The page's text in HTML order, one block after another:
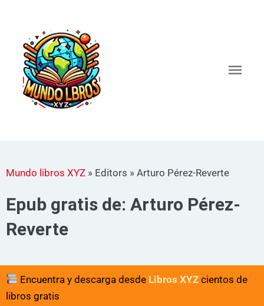
contenido
Mundo libros XYZ » Editors » Arturo Pérez-Reverte
Epub gratis de: Arturo Pérez-
Reverte
Encuentra y descarga desde Libros XYZcientos de
libros gratis